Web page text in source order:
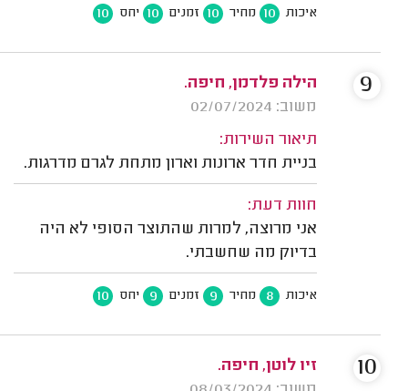
איכות 10 מחיר 10 זמנים 10 יחס 10
הילה פלדמן, חיפה.
משוב: 02/07/2024
תיאור השירות:
בניית חדר ארונות וארון מתחת לגרם מדרגות.
חוות דעת:
אני מרוצה, למרות שהתוצר הסופי לא היה
בדיוק מה שחשבתי.
איכות 8 מחיר 9 זמנים 9 יחס 10
9
זיו לוטן, חיפה.
10